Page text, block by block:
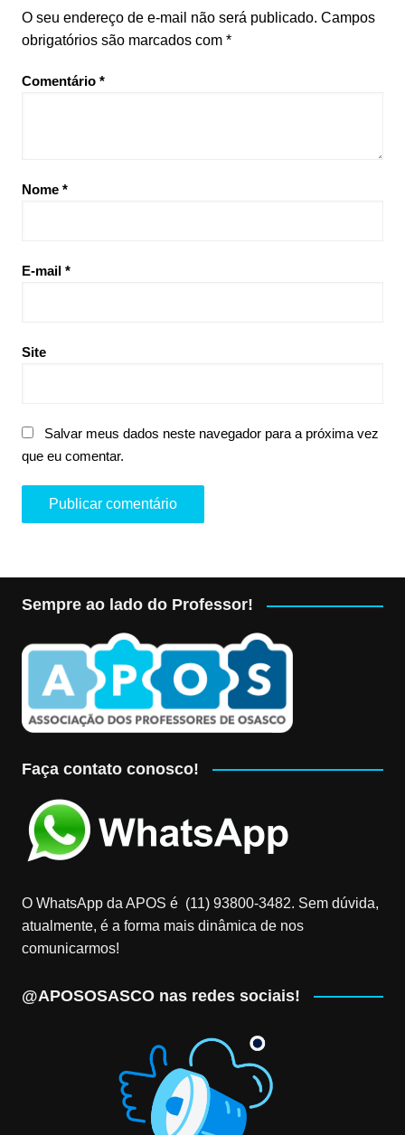
O seu endereço de e-mail não será publicado. Campos
obrigatórios são marcados com *
Comentário *
Nome *
E-mail *
Site
Salvar meus dados neste navegador para a próxima vez
que eu comentar.
Sempre ao lado do Professor!
Faça contato conosco!
O WhatsApp da APOS é (11) 93800-3482‬. Sem dúvida,
atualmente, é a forma mais dinâmica de nos
comunicarmos!
@APOSOSASCO nas redes sociais!